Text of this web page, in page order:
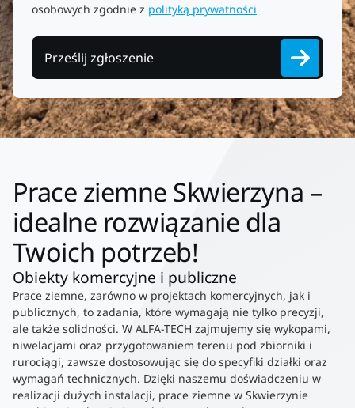
osobowych zgodnie z polityką prywatności
Prześlij zgłoszenie
Prace ziemne Skwierzyna –
idealne rozwiązanie dla
Twoich potrzeb!
Obiekty komercyjne i publiczne
Prace ziemne, zarówno w projektach komercyjnych, jak i
publicznych, to zadania, które wymagają nie tylko precyzji,
ale także solidności. W ALFA-TECH zajmujemy się wykopami,
niwelacjami oraz przygotowaniem terenu pod zbiorniki i
rurociągi, zawsze dostosowując się do specyfiki działki oraz
wymagań technicznych. Dzięki naszemu doświadczeniu w
realizacji dużych instalacji, prace ziemne w Skwierzynie